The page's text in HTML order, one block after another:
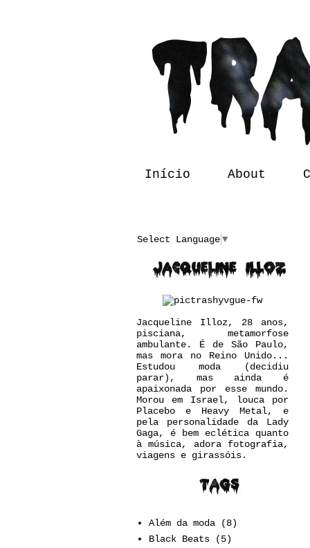
Início About
Select Language▼
Jacqueline Illoz, 28 anos,
pisciana, metamorfose
ambulante. É de São Paulo,
mas mora no Reino Unido...
Estudou moda (decidiu
parar), mas ainda é
apaixonada por esse mundo.
Morou em Israel, louca por
Placebo e Heavy Metal, e
pela personalidade da Lady
Gaga, é bem eclética quanto
à música, adora fotografia,
viagens e girassóis.
Além da moda
(8)
Black Beats
(5)